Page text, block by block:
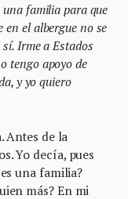
una familia para que
en el albergue no se
Irme a Estados
tengo apoyo de
y yo quiero
Antes de la
Yo decía, pues
una familia?
más? En mi